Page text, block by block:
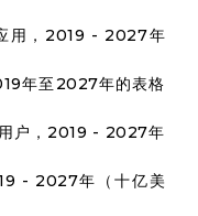
用，2019 - 2027年
年至2027年的表格
户，2019 - 2027年
- 2027年（十亿美